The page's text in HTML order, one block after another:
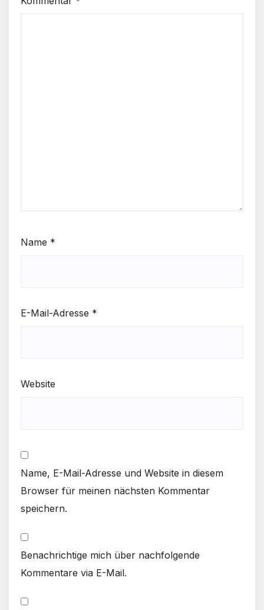
Name *
E-Mail-Adresse *
Website
Name, E-Mail-Adresse und Website in diesem
Browser für meinen nächsten Kommentar
speichern.
Benachrichtige mich über nachfolgende
Kommentare via E-Mail.